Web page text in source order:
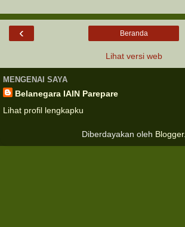
‹ Beranda
Lihat versi web
MENGENAI SAYA
Belanegara IAIN Parepare
Lihat profil lengkapku
Diberdayakan oleh Blogger.